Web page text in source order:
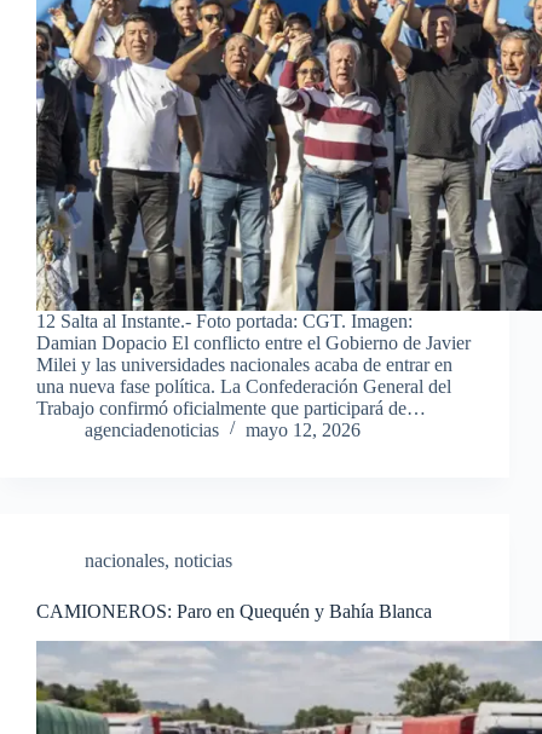
12 Salta al Instante.- Foto portada: CGT. Imagen:
Damian Dopacio El conflicto entre el Gobierno de Javier
Milei y las universidades nacionales acaba de entrar en
una nueva fase política. La Confederación General del
Trabajo confirmó oficialmente que participará de…
agenciadenoticias
mayo 12, 2026
nacionales, noticias
CAMIONEROS: Paro en Quequén y Bahía Blanca